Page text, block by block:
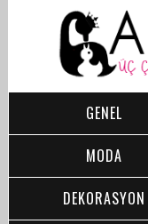
GENEL
MODA
DEKORASYON